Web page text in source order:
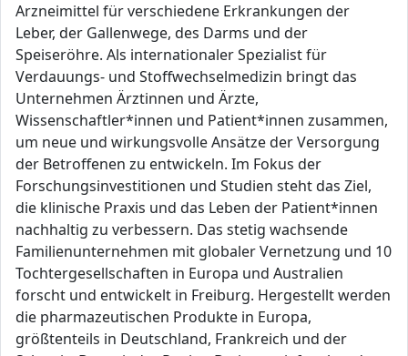
Arzneimittel für verschiedene Erkrankungen der
Leber, der Gallenwege, des Darms und der
Speiseröhre. Als internationaler Spezialist für
Verdauungs- und Stoffwechselmedizin bringt das
Unternehmen Ärztinnen und Ärzte,
Wissenschaftler*innen und Patient*innen zusammen,
um neue und wirkungsvolle Ansätze der Versorgung
der Betroffenen zu entwickeln. Im Fokus der
Forschungsinvestitionen und Studien steht das Ziel,
die klinische Praxis und das Leben der Patient*innen
nachhaltig zu verbessern. Das stetig wachsende
Familienunternehmen mit globaler Vernetzung und 10
Tochtergesellschaften in Europa und Australien
forscht und entwickelt in Freiburg. Hergestellt werden
die pharmazeutischen Produkte in Europa,
größtenteils in Deutschland, Frankreich und der